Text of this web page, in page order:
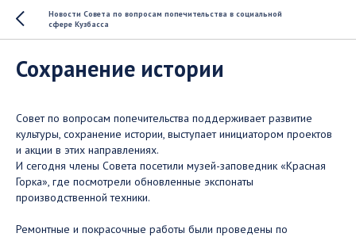
Новости Совета по вопросам попечительства в социальной
сфере Кузбасса
Сохранение истории
Совет по вопросам попечительства поддерживает развитие
культуры, сохранение истории, выступает инициатором проектов
и акции в этих направлениях.
И сегодня члены Совета посетили музей-заповедник «Красная
Горка», где посмотрели обновленные экспонаты
производственной техники.
Ремонтные и покрасочные работы были проведены по